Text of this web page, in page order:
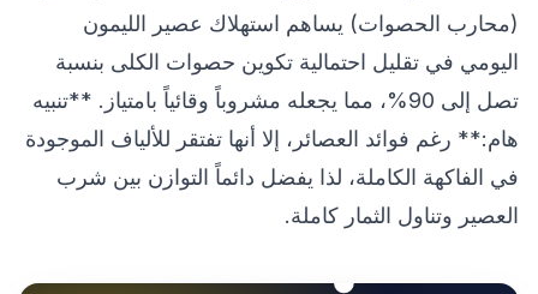
(محارب الحصوات) يساهم استهلاك عصير الليمون
اليومي في تقليل احتمالية تكوين حصوات الكلى بنسبة
تصل إلى 90%، مما يجعله مشروباً وقائياً بامتياز. **تنبيه
هام:** رغم فوائد العصائر، إلا أنها تفتقر للألياف الموجودة
في الفاكهة الكاملة، لذا يفضل دائماً التوازن بين شرب
العصير وتناول الثمار كاملة.